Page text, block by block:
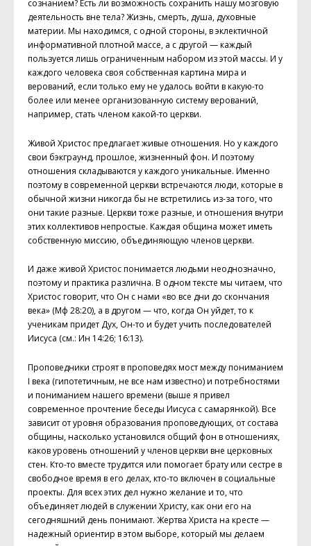
сознанием? Есть ли возможность сохранить нашу мозговую
деятельность вне тела? Жизнь, смерть, душа, духовные
материи. Мы находимся, с одной стороны, в эклектичной
информативной плотной массе, а с другой — каждый
пользуется лишь ограниченным набором из этой массы. И у
каждого человека своя собственная картина мира и
верований, если только ему не удалось войти в какую-то
более или менее организованную систему верований,
например, стать членом какой-то церкви.
Живой Христос предлагает живые отношения. Но у каждого
свои бэкграунд, прошлое, жизненный фон. И поэтому
отношения складываются у каждого уникальные. Именно
поэтому в современной церкви встречаются люди, которые в
обычной жизни никогда бы не встретились из-за того, что
они такие разные. Церкви тоже разные, и отношения внутри
этих коллективов непростые. Каждая община может иметь
собственную миссию, объединяющую членов церкви.
И даже живой Христос понимается людьми неоднозначно,
поэтому и практика различна. В одном тексте мы читаем, что
Христос говорит, что Он с нами «во все дни до скончания
века» (Мф 28:20), а в другом — что, когда Он уйдет, то к
ученикам придет Дух, Он-то и будет учить последователей
Иисуса (см.: Ин 14:26; 16:13).
Проповедники строят в проповедях мост между пониманием
I века (гипотетичным, не все нам известно) и потребностями
и пониманием нашего времени (выше я привел
современное прочтение беседы Иисуса с самарянкой). Все
зависит от уровня образования проповедующих, от состава
общины, насколько установился общий фон в отношениях,
каков уровень отношений у членов церкви вне церковных
стен. Кто-то вместе трудится или помогает брату или сестре в
свободное время в его делах, кто-то включен в социальные
проекты. Для всех этих дел нужно желание и то, что
объединяет людей в служении Христу, как они его на
сегодняшний день понимают. Жертва Христа на кресте —
надежный ориентир в этом выборе, который мы делаем